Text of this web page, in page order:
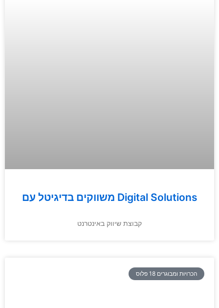
משווקים בדיגיטל עם Digital Solutions
קבוצת שיווק באינטרנט
הכרויות ומבוגרים 18 פלוס